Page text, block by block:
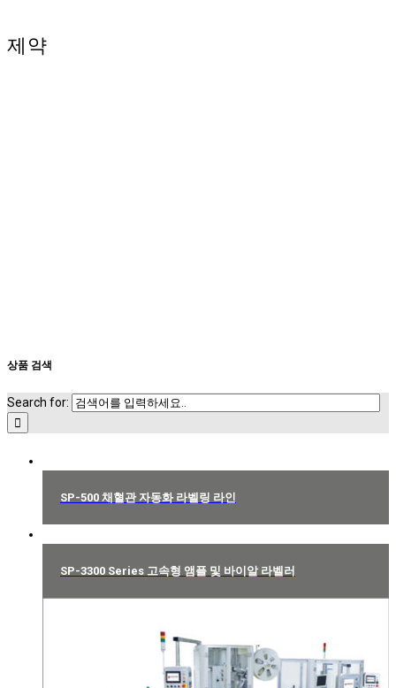
제약
상품 검색
Search for:
SP-500 채혈관 자동화 라벨링 라인
SP-3300 Series 고속형 앰플 및 바이알 라벨러